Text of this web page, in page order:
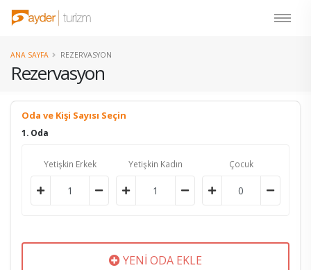
Rezervasyon
ANA SAYFA REZERVASYON
Oda ve Kişi Sayısı Seçin
1. Oda
Yetişkin Erkek Yetişkin Kadın Çocuk
YENİ ODA EKLE